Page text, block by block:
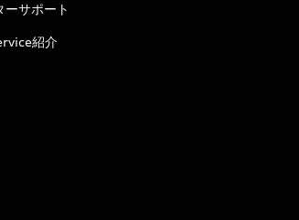
サポート
紹介